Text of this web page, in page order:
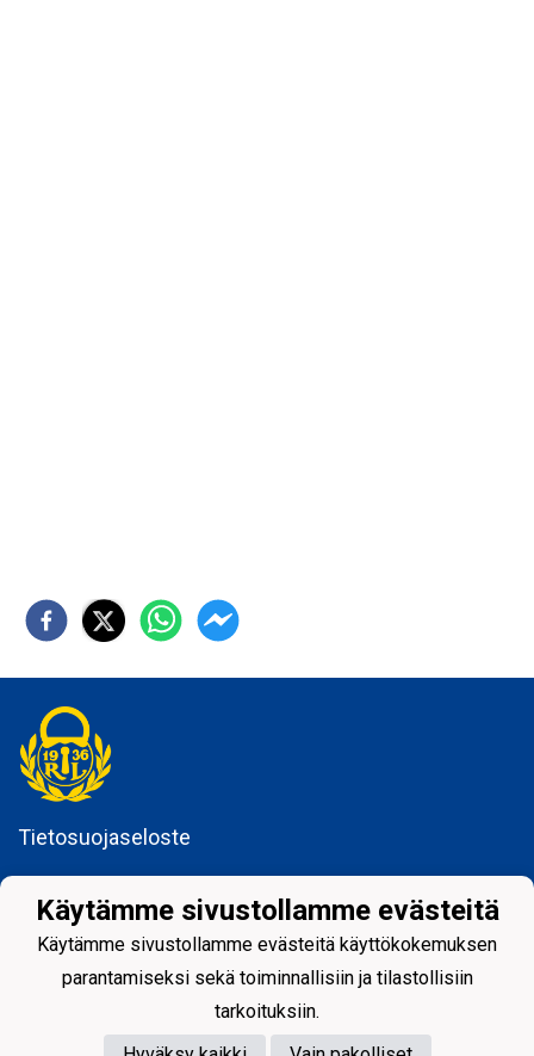
Tietosuojaseloste
Kuninkaankatu 3
26100 Rauma
Käytämme sivustollamme evästeitä
Käytämme sivustollamme evästeitä käyttökokemuksen
parantamiseksi sekä toiminnallisiin ja tilastollisiin
tarkoituksiin.